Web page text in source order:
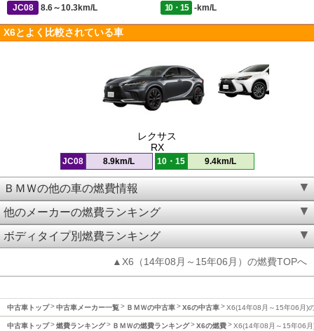
JC08
8.6～10.3km/L 10・15 -km/L
X6とよく比較されている車
レクサス
RX
JC08 8.9km/L 10・15 9.4km/L
ＢＭＷの他の車の燃費情報
他のメーカーの燃費ランキング
ボディタイプ別燃費ランキング
▲X6（14年08月～15年06月）の燃費TOPへ
中古車トップ 中古車メーカー一覧 ＢＭＷの中古車 X6の中古車 X6(14年08月～15年06月)
中古車トップ 燃費ランキング ＢＭＷの燃費ランキング X6の燃費 X6(14年08月～15年06月